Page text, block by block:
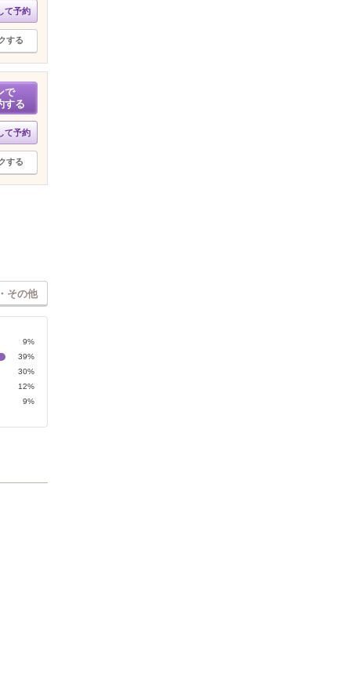
て予約
する
で
する
て予約
する
その他
9%
39%
30%
12%
9%